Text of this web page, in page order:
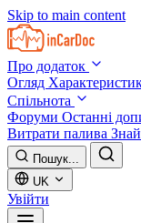
Skip to main content
Про додаток
Огляд
Спільнота
Форуми Останні
Витрати палива
Пошук...
UK
Увійти